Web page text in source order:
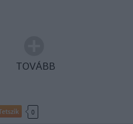
TOVÁBB
0